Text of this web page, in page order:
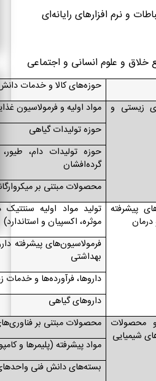
و نرم افزارهای رایانه‌ای
خلاق و علوم انسانی و اجتماعی
حوزه‌های کالا و خدمات
زیستی و مواد اولیه و فرمولاسیون
حوزه تولیدات گیاهی
حوزه تولیدات دام،
گرده‌افشان
محصولات مبتنی بر
پیشرفته تولید مواد اولیه
موثره، اکسپیان و استاندارد)
فرمولاسیون‌های پیشرفته
بهداشتی
داروها، فرآورده‌ها و
داروهای گیاهی
محصولات
شیمیایی
محصولات مبتنی بر
مواد پیشرفته (پلیمرها و
بسته‌های دانش فنی